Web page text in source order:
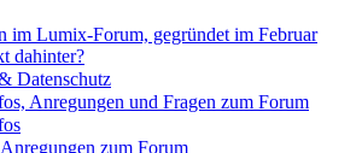
Lumix-Forum, gegründet im Februar
dahinter?
Datenschutz
Anregungen und Fragen zum Forum
zum Forum